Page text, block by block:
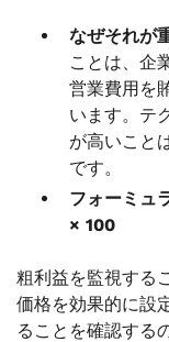
なぜそれが
ことは、企
営業費用を
います。テ
が高いこと
です。
フォーミュ
× 100
粗利益を監視する
価格を効果的に設
ることを確認する